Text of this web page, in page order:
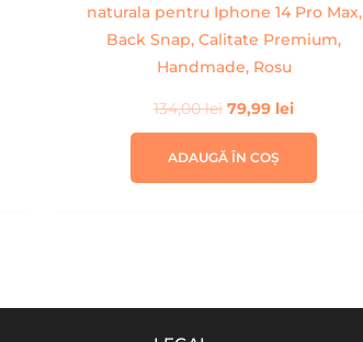
naturala pentru Iphone 14 Pro Max,
Back Snap, Calitate Premium,
Handmade, Rosu
134,00lei 79,99 lei
ADAUGĂ ÎN COȘ